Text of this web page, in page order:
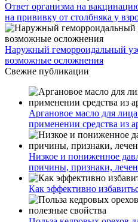
Ответ организма на
на прививку от столбняка у
Наружный геморроидальный
возможные осложнения
Свежие публикации
Аргановое масло для
применении средства из
Низкое и пониженное
причины, признаки,
Как эффективно